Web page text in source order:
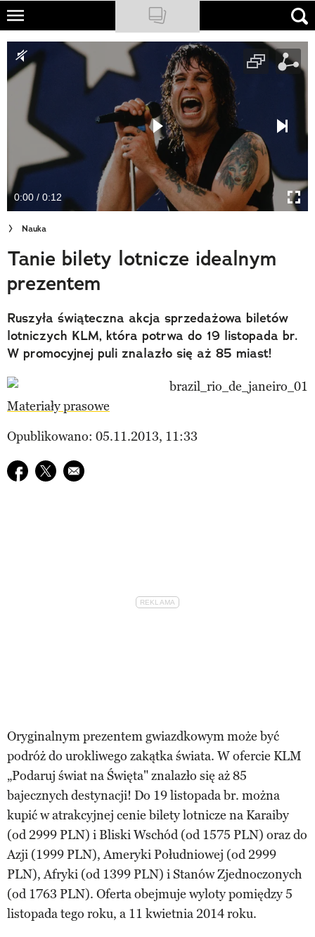
Skip
main
content
NATIONAL GEOGRAPHIC
TRAVELER
PODCASTY
Newsletter
Cuda Polski
Wielki Konkurs Fotograficzny
Trendbook Podróżniczy
Polecane
0:00 / 0:12
Nauka
Tanie bilety lotnicze idealnym
prezentem
Ruszyła świąteczna akcja sprzedażowa biletów
lotniczych KLM, która potrwa do 19 listopada br.
W promocyjnej puli znalazło się aż 85 miast!
Materiały prasowe
Opublikowano: 05.11.2013, 11:33
Udostępnij na facebook
Udostępnij na twitter
E-mail do przyjaciela
Oryginalnym prezentem gwiazdkowym może być
podróż do urokliwego zakątka świata. W ofercie KLM
„Podaruj świat na Święta" znalazło się aż 85
bajecznych destynacji! Do 19 listopada br. można
kupić w atrakcyjnej cenie bilety lotnicze na Karaiby
(od 2999 PLN) i Bliski Wschód (od 1575 PLN) oraz do
Azji (1999 PLN), Ameryki Południowej (od 2999
PLN), Afryki (od 1399 PLN) i Stanów Zjednoczonych
(od 1763 PLN). Oferta obejmuje wyloty pomiędzy 5
listopada tego roku, a 11 kwietnia 2014 roku.